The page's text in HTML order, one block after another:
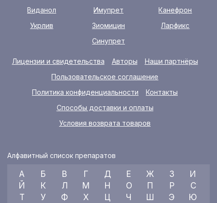
Виданол
Имупрет
Канефрон
Укрлив
Зиомицин
Ларфикс
Синупрет
Лицензии и свидетельства Авторы
Наши партнёры
Пользовательское соглашение
Политика конфиденциальности
Контакты
Способы доставки и оплаты
Условия возврата товаров
Алфавитный список препаратов
А Б В Г Д Е Ж З
И
Й
К Л М Н О П Р
С
Т
У Ф Х Ц Ч Ш Э Ю